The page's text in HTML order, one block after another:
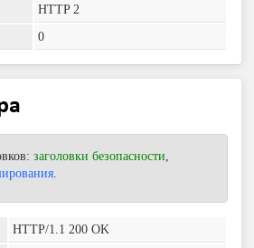
HTTP 2
0
заголовки безопасности,
.
HTTP/1.1 200 OK